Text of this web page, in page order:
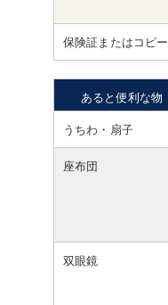
保険証またはコピー
あると便利な物
うちわ・扇子
座布団
双眼鏡